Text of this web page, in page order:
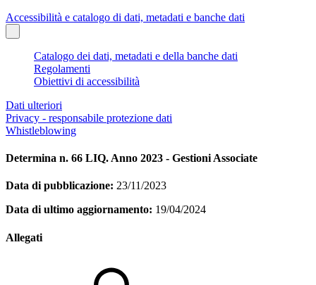
Accessibilità e catalogo di dati, metadati e banche dati
Catalogo dei dati, metadati e della banche dati
Regolamenti
Obiettivi di accessibilità
Dati ulteriori
Privacy - responsabile protezione dati
Whistleblowing
Determina n. 66 LIQ. Anno 2023 - Gestioni Associate
Data di pubblicazione: 23/11/2023
Data di ultimo aggiornamento: 19/04/2024
Allegati